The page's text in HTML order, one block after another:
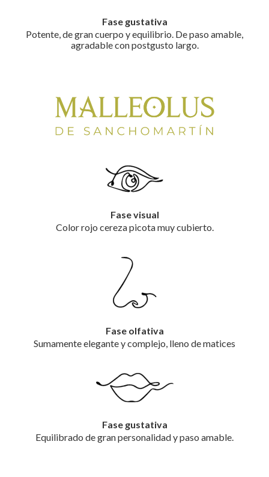
Fase gustativa
Potente, de gran cuerpo y equilibrio. De paso amable,
agradable con postgusto largo.
Fase visual
Color rojo cereza picota muy cubierto.
Fase olfativa
Sumamente elegante y complejo, lleno de matices
Fase gustativa
Equilibrado de gran personalidad y paso amable.